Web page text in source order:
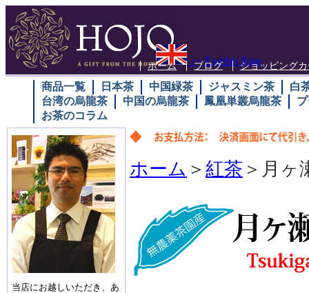
>> English Page
ホーム ブログ ショッピング
商品一覧 日本茶 中国緑茶 ジャスミン茶
白
台湾の烏龍茶
中国の烏龍茶 鳳凰単叢烏龍茶
お茶のコラム
当店にお越しいただき、あ
ホーム ＞ 紅茶 ＞月